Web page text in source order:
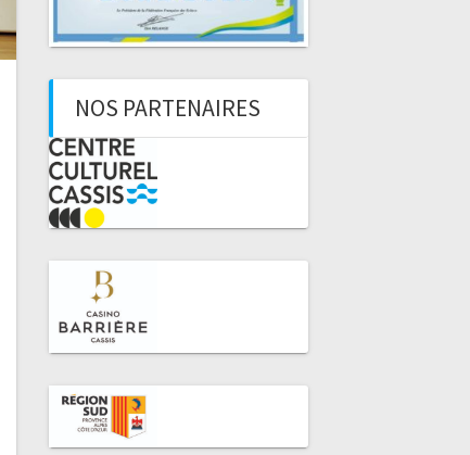
NOS PARTENAIRES